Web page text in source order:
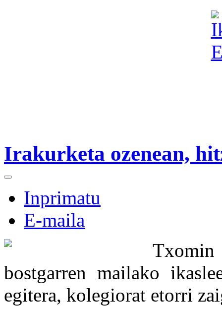
Irakurketa ozenean,
Inprimatu
E-maila
bostgarren mailako
egitera, kolegiorat etorri